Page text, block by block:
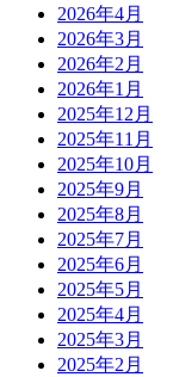
2026年4月
2026年3月
2026年2月
2026年1月
2025年12月
2025年11月
2025年10月
2025年9月
2025年8月
2025年7月
2025年6月
2025年5月
2025年4月
2025年3月
2025年2月